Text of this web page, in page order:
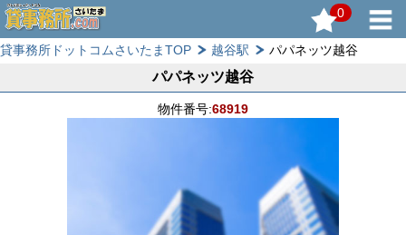
0
貸事務所ドットコムさいたまTOP 越谷駅 パパネッツ越谷
パパネッツ越谷
物件番号:68919